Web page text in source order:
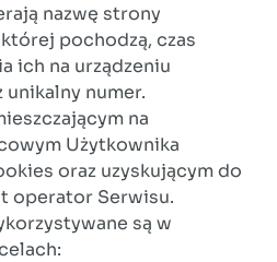
nazwę strony
pochodzą, czas
ich na urządzeniu
numer.
na
Użytkownika
oraz uzyskującym do
operator Serwisu.
są w